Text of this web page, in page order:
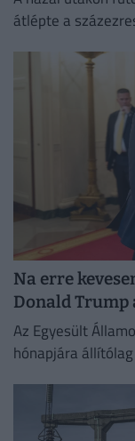
átlépte a
Na erre
Donald Trump
Az Egyesült
hónapjára